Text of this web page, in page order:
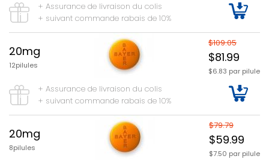
+ Assurance de livraison du colis
+ suivant commande rabais de 10%
20mg
12pilules
$109.05
$81.99
$6.83 par pilule
+ Assurance de livraison du colis
+ suivant commande rabais de 10%
20mg
8pilules
$79.79
$59.99
$7.50 par pilule